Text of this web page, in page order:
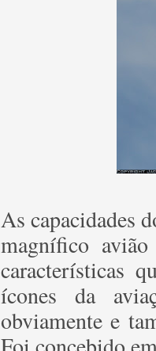
As capacidades
magnífico
características
ícones da
obviamente e